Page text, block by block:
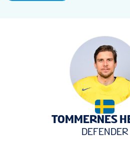
FAN GUIDE
VAPAAEHTOISET
KISAINFO
TOMMERNES
DEFENDER